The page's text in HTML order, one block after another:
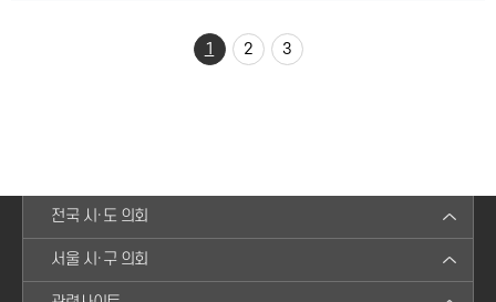
1 2 3
전국 시·도 의회
서울 시·구 의회